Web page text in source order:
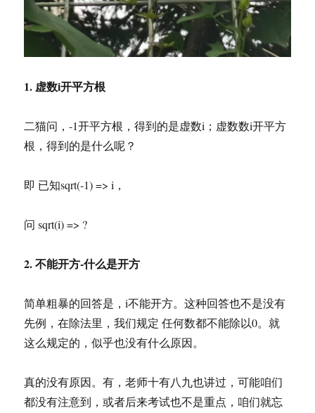
1. 虚数i开平方根
二猫问，-1开平方根，得到的是虚数i；虚数数i开平方
根，得到的是什么呢？
即 已知sqrt(-1) => i，
问 sqrt(i) => ?
2. 不能开方-什么是开方
简单粗暴的回答是，i不能开方。这种回答也不是没有
先例，在除法里，我们规定 任何数都不能除以0。就
这么规定的，似乎也没有什么原因。
真的没有原因。有，老师十有八九也讲过，可能咱们
都没有注意到，或者后来考试也不是重点，咱们就忘